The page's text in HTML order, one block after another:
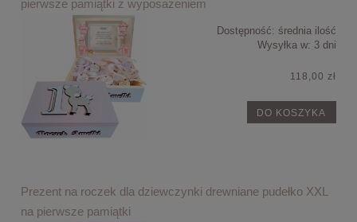
pierwsze pamiątki z wyposażeniem
Dostępność: średnia ilość
Wysyłka w: 3 dni
118,00 zł
DO KOSZYKA
Prezent na roczek dla dziewczynki drewniane pudełko XXL
na pierwsze pamiątki